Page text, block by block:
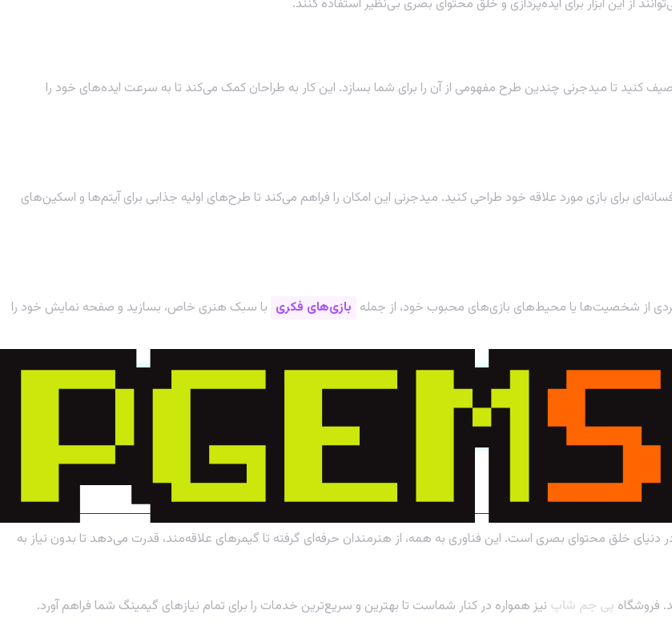
از این ابزار برای ایده‌پردازی و خلق محتوای بصری بی‌نظیر استفاده کنند.
کنید تا میدجرنی چندین طرح مفهومی از آن را برای شما بسازد. این کار به طراحان کمک می‌کند تا به سرعت ایده‌های خود را
برای بازی مورد علاقه خود طراحی کنید. میدجرنی این امکان را فراهم می‌کند تا طرح‌های اولیه جذابی برای آیتم‌ها و اسکین‌های
فردی از شخصیت‌ها یا محیط‌های بازی‌های محبوب خود، از جمله بازی‌های فکری با سبک هنری خاص، بسازید و صفحه نمایش خود را
دنیای خلق محتوای بصری است. این فناوری به همه، از هنرمندان حرفه‌ای گرفته تا گیمرهای علاقه‌مند، قدرت می‌دهد تا بدون نیاز به
فروشگاه پی جم شاپ نیز همواره در کنار شماست تا بهترین و سریع‌ترین خدمات را برای تمام نیازهای گیمینگ شما فراهم آورد.